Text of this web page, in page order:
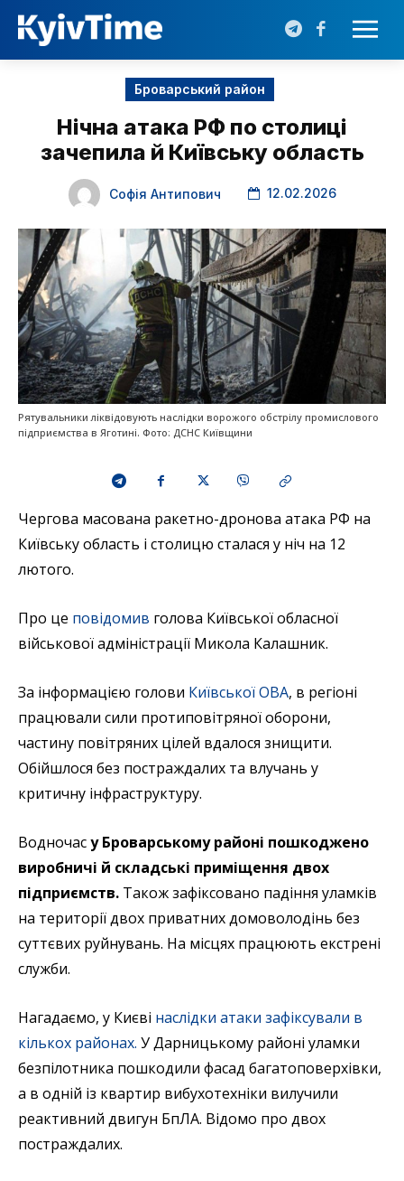
Броварський район
Нічна атака РФ по столиці
зачепила й Київську область
Софія Антипович 12.02.2026
Рятувальники ліквідовують наслідки ворожого обстрілу промислового
підприємства в Яготині. Фото: ДСНС Київщини
Чергова масована ракетно-дронова атака РФ на
Київську область і столицю сталася у ніч на 12
лютого.
Про це повідомив голова Київської обласної
військової адміністрації Микола Калашник.
За інформацією голови Київської ОВА, в регіоні
працювали сили протиповітряної оборони,
частину повітряних цілей вдалося знищити.
Обійшлося без постраждалих та влучань у
критичну інфраструктуру.
Водночасу Броварському районі пошкоджено
виробничі й складські приміщення двох
підприємств. Також зафіксовано падіння уламків
на території двох приватних домоволодінь без
суттєвих руйнувань. На місцях працюють екстрені
служби.
Нагадаємо, у Києві наслідки атаки зафіксували в
кількох районах. У Дарницькому районі уламки
безпілотника пошкодили фасад багатоповерхівки,
а в одній із квартир вибухотехніки вилучили
реактивний двигун БпЛА. Відомо про двох
постраждалих.